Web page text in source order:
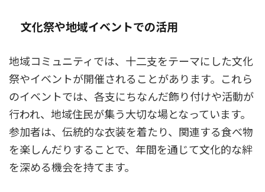
文化祭や地域イベントでの活用
地域コミュニティでは、十二支をテーマにした文化
祭やイベントが開催されることがあります。これら
のイベントでは、各支にちなんだ飾り付けや活動が
行われ、地域住民が集う大切な場となっています。
参加者は、伝統的な衣装を着たり、関連する食べ物
を楽しんだりすることで、年間を通じて文化的な絆
を深める機会を持てます。